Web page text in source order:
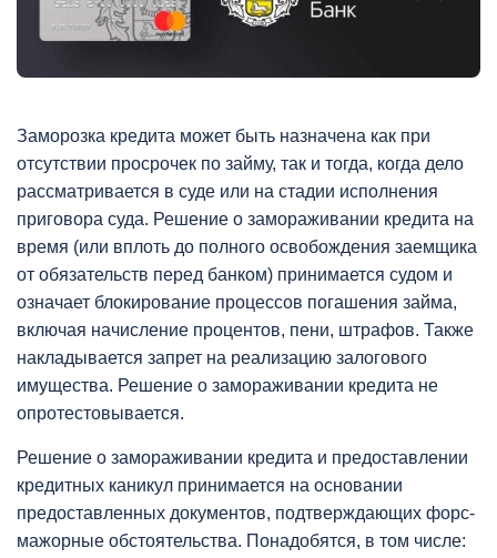
Заморозка кредита может быть назначена как при
отсутствии просрочек по займу, так и тогда, когда дело
рассматривается в суде или на стадии исполнения
приговора суда. Решение о замораживании кредита на
время (или вплоть до полного освобождения заемщика
от обязательств перед банком) принимается судом и
означает блокирование процессов погашения займа,
включая начисление процентов, пени, штрафов. Также
накладывается запрет на реализацию залогового
имущества. Решение о замораживании кредита не
опротестовывается.
Решение о замораживании кредита и предоставлении
кредитных каникул принимается на основании
предоставленных документов, подтверждающих форс-
мажорные обстоятельства. Понадобятся, в том числе: